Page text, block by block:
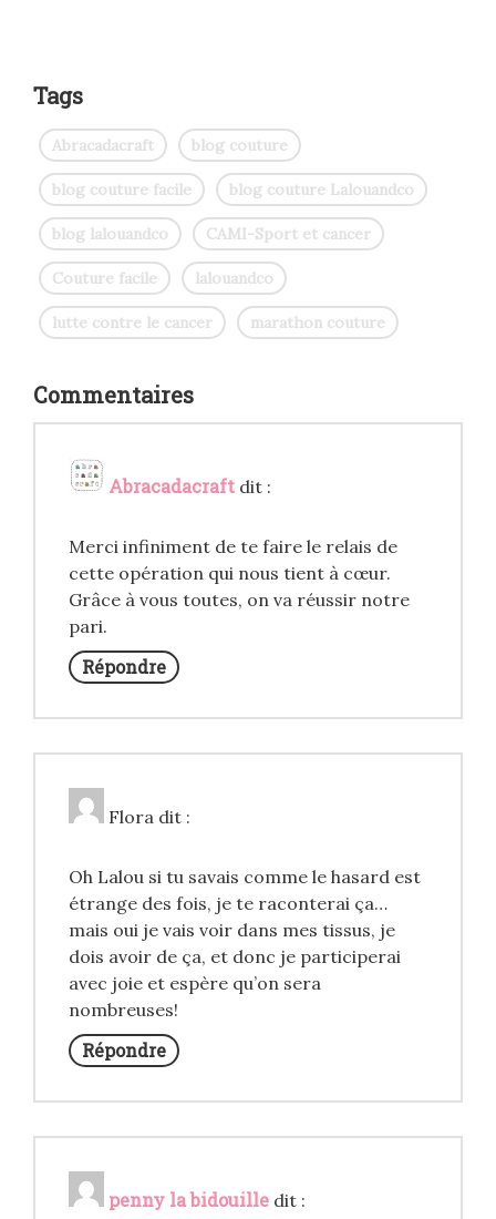
Tags
Abracadacraft blog couture
blog couture facile blog couture Lalouandco
blog lalouandco CAMI-Sport et cancer
Couture facile lalouandco
lutte contre le cancer marathon couture
Commentaires
Abracadacraft dit :
Merci infiniment de te faire le relais de
cette opération qui nous tient à cœur.
Grâce à vous toutes, on va réussir notre
pari.
Répondre
Flora dit :
Oh Lalou si tu savais comme le hasard est
étrange des fois, je te raconterai ça…
mais oui je vais voir dans mes tissus, je
dois avoir de ça, et donc je participerai
avec joie et espère qu’on sera
nombreuses!
Répondre
penny la bidouille dit :